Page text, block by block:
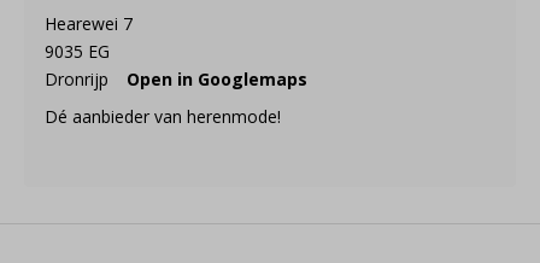
Hearewei 7
9035 EG
Dronrijp
Open in Googlemaps
Dé aanbieder van herenmode!